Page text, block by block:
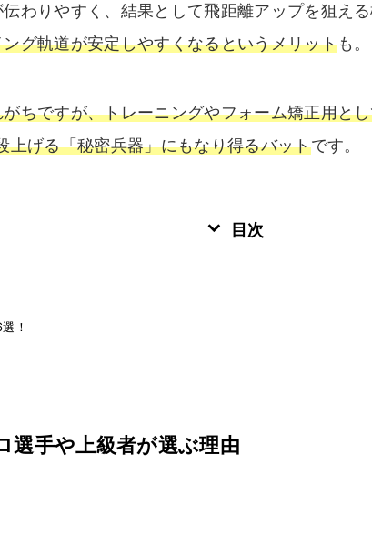
わりやすく、結果として飛距離アップを狙える
グ軌道が安定しやすくなるというメリットも。
ちですが、トレーニングやフォーム矯正用と
上げる「秘密兵器」にもなり得るバットです。
目次
！
選手や上級者が選ぶ理由